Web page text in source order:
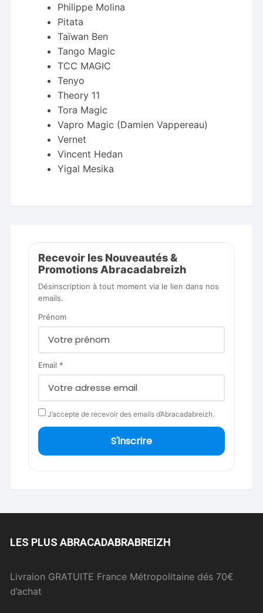
Philippe Molina
Pitata
Taïwan Ben
Tango Magic
TCC MAGIC
Tenyo
Theory 11
Tora Magic
Vapro Magic (Damien Vappereau)
Vernet
Vincent Hedan
Yigal Mesika
Recevoir les Nouveautés &
Promotions Abracadabreizh
Désinscription à tout moment via le lien dans nos
emails.
Prénom
Email *
J’accepte de recevoir des emails d’Abracadabreizh.
S'inscrire
LES PLUS ABRACADABRABREIZH
Livraion GRATUITE France Métropolitaine dés 70€
d’achat